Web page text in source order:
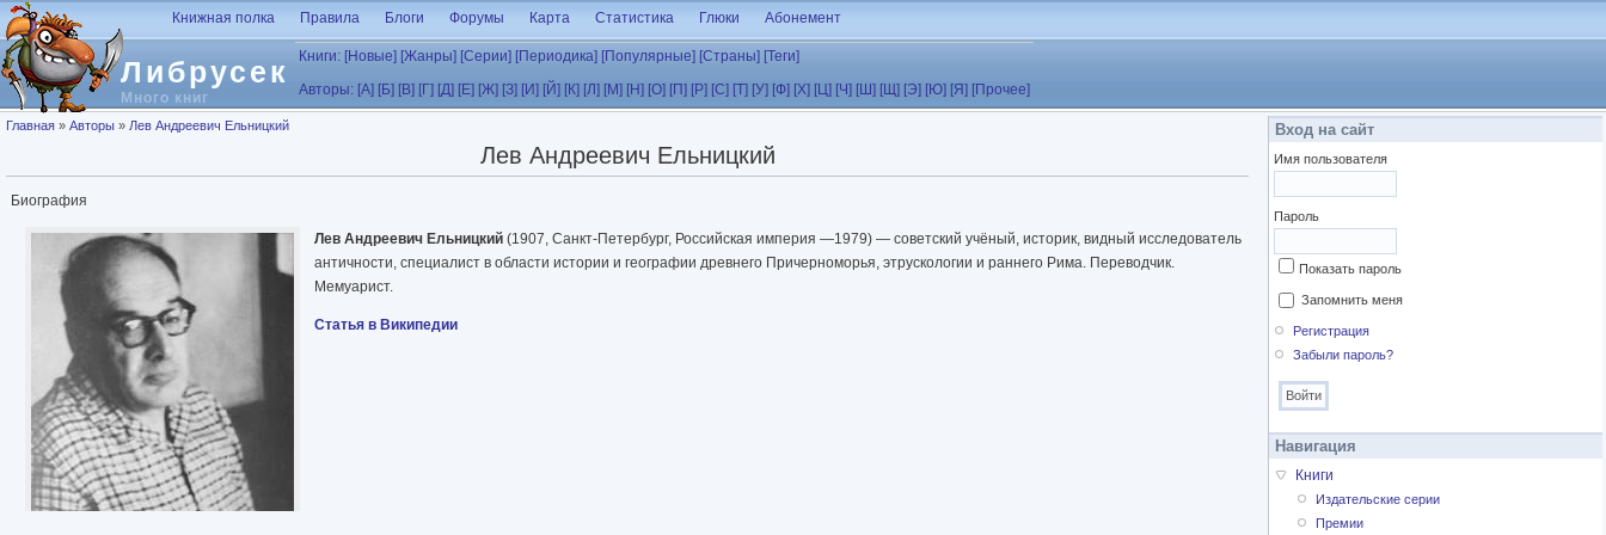
Перейти к основному содержанию
Либрусек
Много книг
Книжная полка Правила Блоги Форумы Карта Статистика Глюки Абонемент
Книги: [Новые] [Жанры] [Серии] [Периодика] [Популярные] [Страны] [Теги]
Авторы: [А] [Б] [В] [Г] [Д] [Е] [Ж] [З] [И] [Й] [К] [Л] [М] [Н] [О] [П] [Р] [С] [Т] [У] [Ф] [Х] [Ц] [Ч] [Ш] [Щ] [Э] [Ю] [Я] [Прочее]
Вы здесь
Главная » Авторы » Лев Андреевич Ельницкий
Лев Андреевич Ельницкий
Биография
Лев Андреевич Ельницкий (1907, Санкт-Петербург, Российская империя —1979) — советский учёный, историк, видный исследователь
античности, специалист в области истории и географии древнего Причерноморья, этрускологии и раннего Рима. Переводчик.
Мемуарист.
Статья в Википедии
Вход на сайт
Имя пользователя
Пароль
Показать пароль
Запомнить меня
Регистрация
Забыли пароль?
Навигация
Книги
Издательские серии
Премии